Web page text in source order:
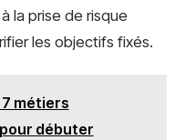
la prise de risque
les objectifs fixés.
métiers
débuter